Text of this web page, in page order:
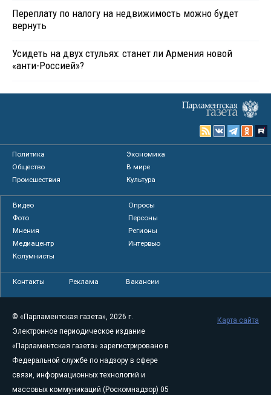
Переплату по налогу на недвижимость можно будет
вернуть
Усидеть на двух стульях: станет ли Армения новой
«анти-Россией»?
Политика
Экономика
Общество
В мире
Происшествия
Культура
Видео
Опросы
Фото
Персоны
Мнения
Регионы
Медиацентр
Интервью
Колумнисты
Контакты Реклама Вакансии
© «Парламентская газета», 2026 г.
Электронное периодическое издание
«Парламентская газета» зарегистрировано в
Федеральной службе по надзору в сфере
связи, информационных технологий и
массовых коммуникаций (Роскомнадзор) 05
Карта сайта